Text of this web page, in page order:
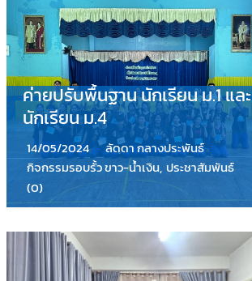
ค่ายปรับพื้นฐาน นักเรียน ม.1 และ
นักเรียน ม.4
14/05/2024
ลัดดา กลางประพันธ์
กิจกรรมรอบรั้ว ขาว-น้ำเงิน, ประชาสัมพันธ์
(0)